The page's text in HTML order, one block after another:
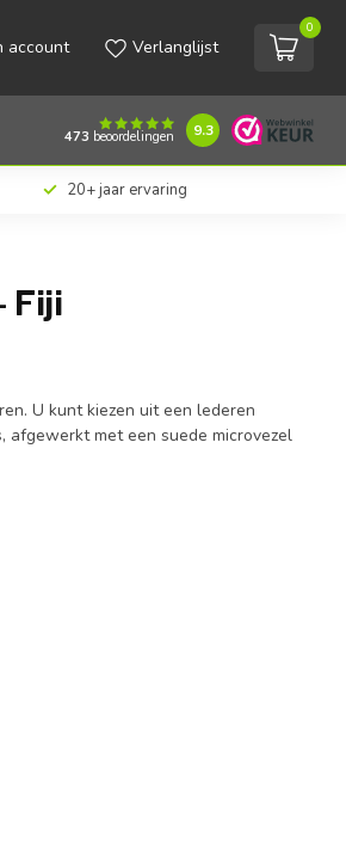
account Verlanglijst
0
473 beoordelingen 9.3
20+ jaar ervaring
Fiji
U kunt kiezen uit een lederen
afgewerkt met een suede microvezel